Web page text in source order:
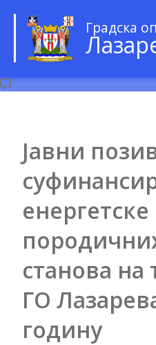
Градска
Јавни
енергетске
станова на
ГО
годину